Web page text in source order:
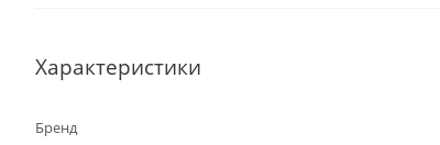
Характеристики
Бренд